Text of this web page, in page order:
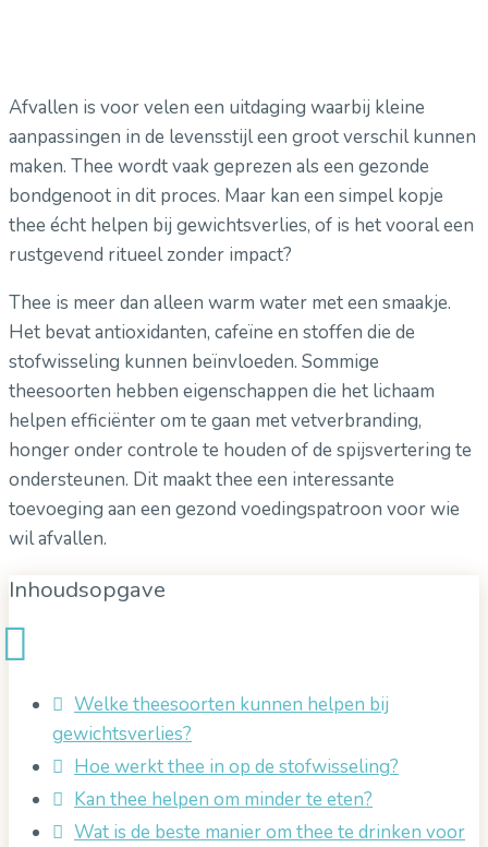
Afvallen is voor velen een uitdaging waarbij kleine
aanpassingen in de levensstijl een groot verschil kunnen
maken. Thee wordt vaak geprezen als een gezonde
bondgenoot in dit proces. Maar kan een simpel kopje
thee écht helpen bij gewichtsverlies, of is het vooral een
rustgevend ritueel zonder impact?
Thee is meer dan alleen warm water met een smaakje.
Het bevat antioxidanten, cafeïne en stoffen die de
stofwisseling kunnen beïnvloeden. Sommige
theesoorten hebben eigenschappen die het lichaam
helpen efficiënter om te gaan met vetverbranding,
honger onder controle te houden of de spijsvertering te
ondersteunen. Dit maakt thee een interessante
toevoeging aan een gezond voedingspatroon voor wie
wil afvallen.
Inhoudsopgave
Welke theesoorten kunnen helpen bij
gewichtsverlies?
Hoe werkt thee in op de stofwisseling?
Kan thee helpen om minder te eten?
Wat is de beste manier om thee te drinken voor